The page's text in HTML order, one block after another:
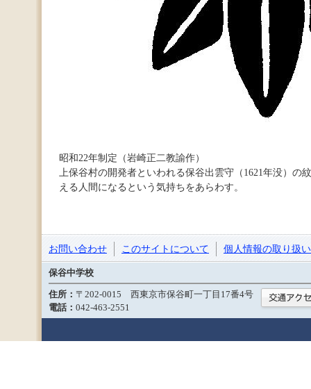
昭和22年制定（岩崎正二教諭作）
上保谷村の開発者といわれる保谷出雲守（1621年没）の
える人間になるという気持ちをあらわす。
お問い合わせ このサイトについて 個人情報の取り扱い
保谷中学校
住所： 〒202-0015 西東京市保谷町一丁目17番4号
電話： 042-463-2551